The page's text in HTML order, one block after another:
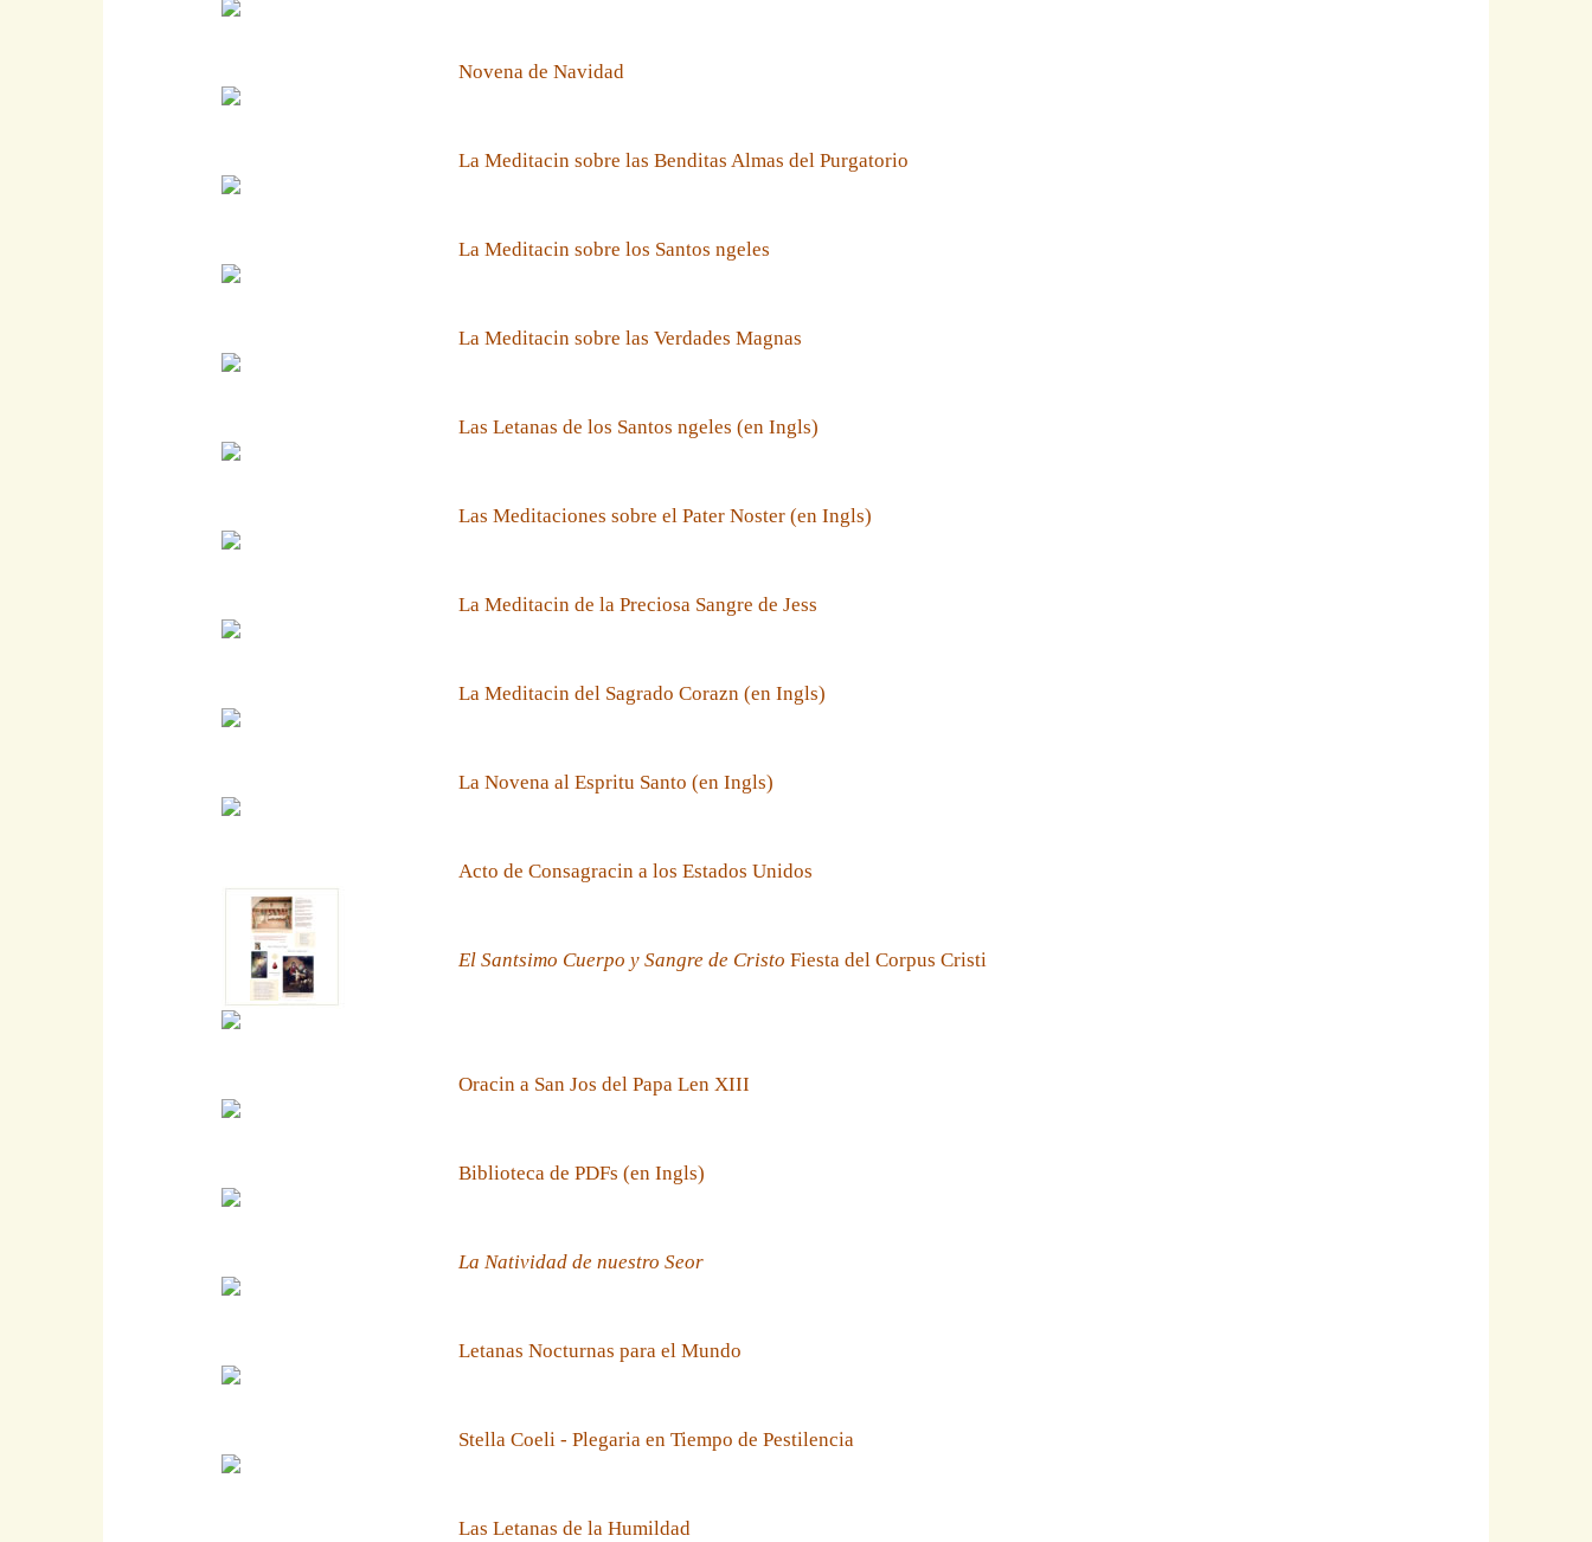
Novena de Navidad
La Meditacin sobre las Benditas Almas del Purgatorio
La Meditacin sobre los Santos ngeles
La Meditacin sobre las Verdades Magnas
Las Letanas de los Santos ngeles (en Ingls)
Las Meditaciones sobre el Pater Noster (en Ingls)
La Meditacin de la Preciosa Sangre de Jess
La Meditacin del Sagrado Corazn (en Ingls)
La Novena al Espritu Santo (en Ingls)
Acto de Consagracin a los Estados Unidos
El Santsimo Cuerpo y Sangre de Cristo Fiesta del Corpus Cristi
Oracin a San Jos del Papa Len XIII
Biblioteca de PDFs (en Ingls)
La Natividad de nuestro Seor
Letanas Nocturnas para el Mundo
Stella Coeli - Plegaria en Tiempo de Pestilencia
Las Letanas de la Humildad